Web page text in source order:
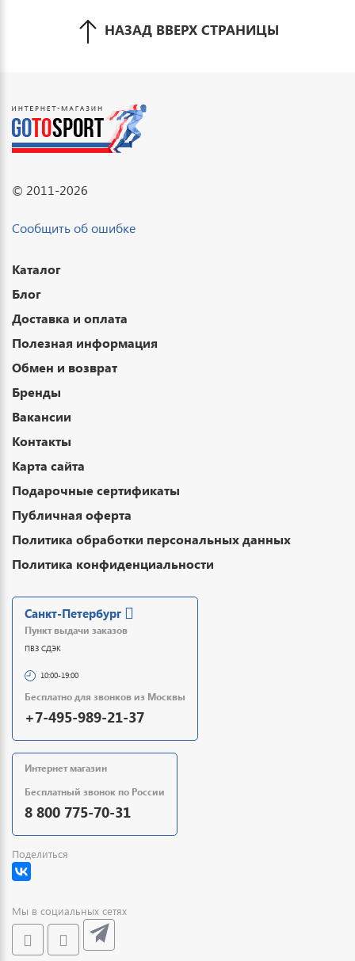
НАЗАД ВВЕРХ СТРАНИЦЫ
© 2011-2026
Сообщить об ошибке
Каталог
Блог
Доставка и оплата
Полезная информация
Обмен и возврат
Бренды
Вакансии
Контакты
Карта сайта
Подарочные сертификаты
Публичная оферта
Политика обработки персональных данных
Политика конфиденциальности
Санкт-Петербург
Пункт выдачи заказов
ПВЗ СДЭК
10:00-19:00
Бесплатно для звонков из Москвы
+7-495-989-21-37
Интернет магазин
Бесплатный звонок по России
8 800 775-70-31
Поделиться
Мы в социальных сетях